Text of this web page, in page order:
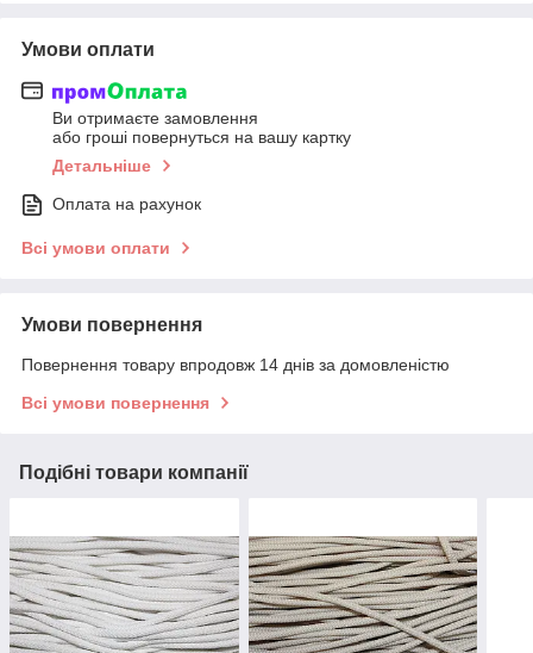
Умови оплати
Ви отримаєте замовлення
або гроші повернуться на вашу картку
Детальніше
Оплата на рахунок
Всі умови оплати
Умови повернення
Повернення товару впродовж 14 днів за домовленістю
Всі умови повернення
Подібні товари компанії